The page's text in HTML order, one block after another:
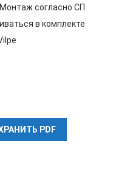
согласно СП
в комплекте
PDF